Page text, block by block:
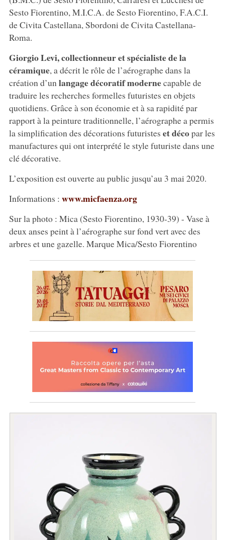
Sesto Fiorentino, M.I.C.A. de Sesto Fiorentino, F.A.C.I.
de Civita Castellana, Sbordoni de Civita Castellana-
Roma.
Giorgio Levi, collectionneur et spécialiste de la
céramique, a décrit le rôle de l’aérographe dans la
création d’unlangage décoratif modernecapable de
traduire les recherches formelles futuristes en objets
quotidiens. Grâce à son économie et à sa rapidité par
rapport à la peinture traditionnelle, l’aérographe a permis
la simplification des décorations futuristes et décopar les
manufactures qui ont interprété le style futuriste dans une
clé décorative.
L’exposition est ouverte au public jusqu’au 3 mai 2020.
Informations : www.micfaenza.org
Sur la photo : Mica (Sesto Fiorentino, 1930-39) - Vase à
deux anses peint à l’aérographe sur fond vert avec des
arbres et une gazelle. Marque Mica/Sesto Fiorentino